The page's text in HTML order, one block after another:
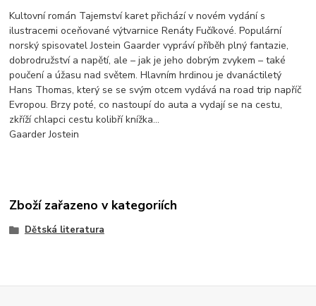
Kultovní román Tajemství karet přichází v novém vydání s
ilustracemi oceňované výtvarnice Renáty Fučíkové. Populární
norský spisovatel Jostein Gaarder vypráví příběh plný fantazie,
dobrodružství a napětí, ale – jak je jeho dobrým zvykem – také
poučení a úžasu nad světem. Hlavním hrdinou je dvanáctiletý
Hans Thomas, který se se svým otcem vydává na road trip napříč
Evropou. Brzy poté, co nastoupí do auta a vydají se na cestu,
zkříží chlapci cestu kolibří knížka...
Gaarder Jostein
Zboží zařazeno v kategoriích
Dětská literatura